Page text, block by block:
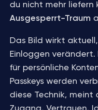
du nicht mehr liefern
Ausgesperrt-Traum
Das Bild wirkt
Einloggen verändert.
für persönliche
Passkeys werden
diese Technik, meint